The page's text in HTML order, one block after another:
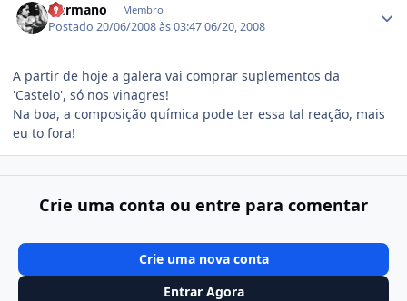
Hermano Membro
Postado20/06/2008 às 03:4706/20, 2008
A partir de hoje a galera vai comprar suplementos da
'Castelo', só nos vinagres!
Na boa, a composição química pode ter essa tal reação, mais
eu to fora!
Crie uma conta ou entre para comentar
Crie uma nova conta
Entrar Agora